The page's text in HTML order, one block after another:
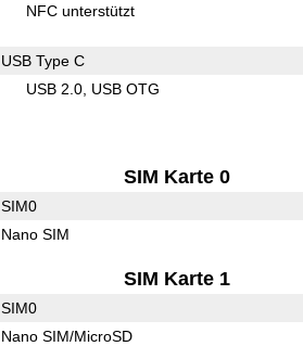
NFC unterstützt
USB Type C
USB 2.0 USB OTG
SIM Karte 0
SIM0
Nano SIM
SIM Karte 1
SIM0
Nano SIM/MicroSD